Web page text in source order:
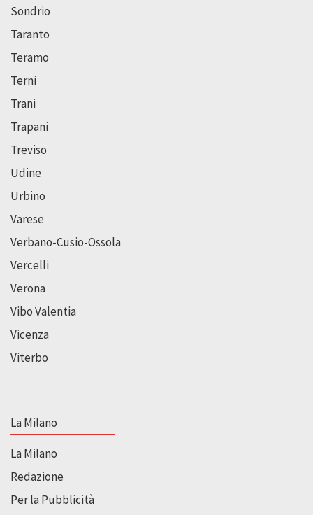
Sondrio
Taranto
Teramo
Terni
Trani
Trapani
Treviso
Udine
Urbino
Varese
Verbano-Cusio-Ossola
Vercelli
Verona
Vibo Valentia
Vicenza
Viterbo
La Milano
La Milano
Redazione
Per la Pubblicità